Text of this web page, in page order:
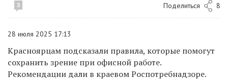
3 Поделиться 8
28 июля 2025 17:13
Красноярцам подсказали правила, которые помогут
сохранить зрение при офисной работе.
Рекомендации дали в краевом Роспотребнадзоре.